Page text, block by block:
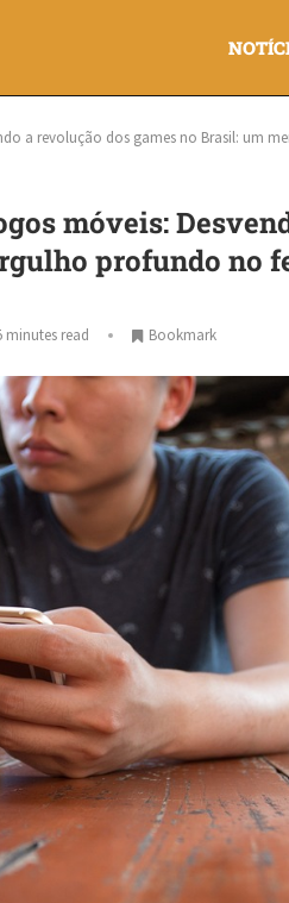
a revolução dos games no Brasil: um
móveis:
profundo no
minutes read Bookmark